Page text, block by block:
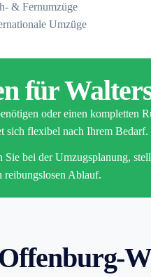
& Fernumzüge
Umzüge
für
oder einen kompletten
sich flexibel nach Ihrem Bedarf.
bei der Umzugsplanung,
reibungslosen Ablauf.